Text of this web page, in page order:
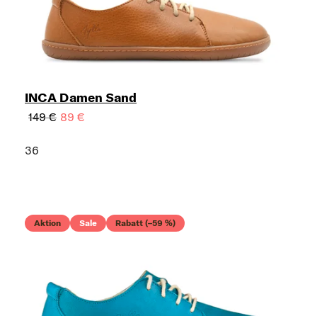
INCA Damen Sand
149 € 89 €
36
Aktion Sale Rabatt (–59 %)